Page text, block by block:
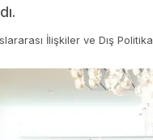
İlişkiler ve Dış Politika